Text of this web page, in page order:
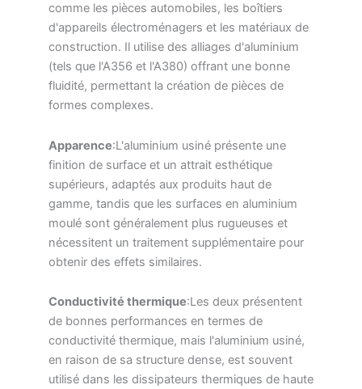
comme les pièces automobiles, les boîtiers
d'appareils électroménagers et les matériaux de
construction. Il utilise des alliages d'aluminium
(tels que l'A356 et l'A380) offrant une bonne
fluidité, permettant la création de pièces de
formes complexes.
Apparence:L'aluminium usiné présente une
finition de surface et un attrait esthétique
supérieurs, adaptés aux produits haut de
gamme, tandis que les surfaces en aluminium
moulé sont généralement plus rugueuses et
nécessitent un traitement supplémentaire pour
obtenir des effets similaires.
Conductivité thermique:Les deux présentent
de bonnes performances en termes de
conductivité thermique, mais l'aluminium usiné,
en raison de sa structure dense, est souvent
utilisé dans les dissipateurs thermiques de haute